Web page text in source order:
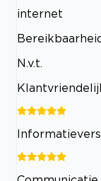
internet
N.v.t.